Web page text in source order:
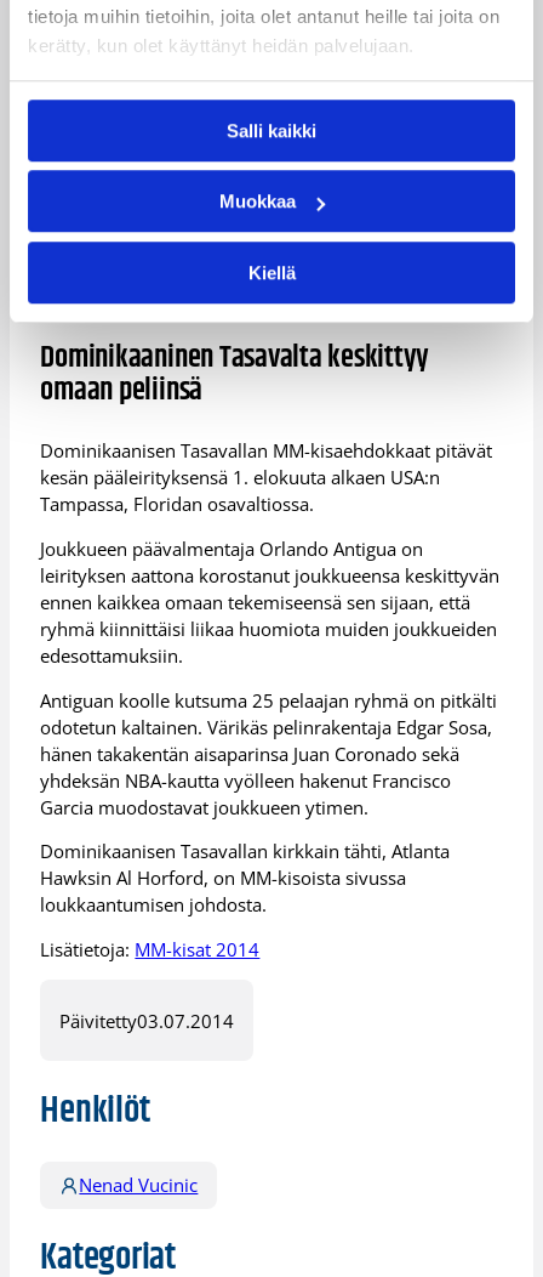
tietoja muihin tietoihin, joita olet antanut heille tai joita on
kerätty, kun olet käyttänyt heidän palvelujaan.
Salli kaikki
Muokkaa
Kiellä
Päävalmentaja Nenad Vucinic on kutsunut jalkeille
ryhmän, joka rakentuu Australian pääsarjaa (NBL)
pelaavan New Zealand Breakersin avainmiesten Mika
Vukonan, Tom Abercrombien, Alex Pledgerin ja Corey
Lisämielenkiintoa tasaiseen joukkueeseen tuo
armoitetun heittäjän ja Hanno Möttölän entisen
seurakaverin Kirk Penneyn paluu maajoukkuetasolle.
on myös kutsuttu ehdolle MM-kisajoukkueeseen.
Dominikaaninen Tasavalta keskittyy
omaan peliinsä
Dominikaanisen Tasavallan MM-kisaehdokkaat pitävät
kesän pääleirityksensä 1. elokuuta alkaen USA:n
Tampassa, Floridan osavaltiossa.
Joukkueen päävalmentaja Orlando Antigua on
leirityksen aattona korostanut joukkueensa keskittyvän
ennen kaikkea omaan tekemiseensä sen sijaan, että
ryhmä kiinnittäisi liikaa huomiota muiden joukkueiden
edesottamuksiin.
Antiguan koolle kutsuma 25 pelaajan ryhmä on pitkälti
odotetun kaltainen. Värikäs pelinrakentaja Edgar Sosa,
hänen takakentän aisaparinsa Juan Coronado sekä
yhdeksän NBA-kautta vyölleen hakenut Francisco
Garcia muodostavat joukkueen ytimen.
Dominikaanisen Tasavallan kirkkain tähti, Atlanta
Hawksin Al Horford, on MM-kisoista sivussa
loukkaantumisen johdosta.
Lisätietoja: MM-kisat 2014
Päivitetty03.07.2014
Henkilöt
Nenad Vucinic
Kategoriat